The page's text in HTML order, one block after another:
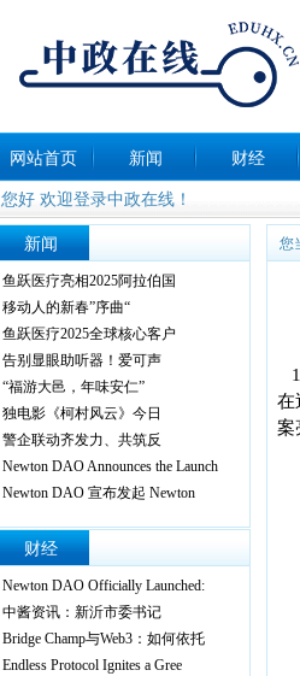
网站首页 新闻 财经
您好 欢迎登录中政在线！
新闻
鱼跃医疗亮相2025阿拉伯国
移动人的新春”序曲“
鱼跃医疗2025全球核心客户
告别显眼助听器！爱可声
“福游大邑，年味安仁”
独电影《柯村风云》今日
警企联动齐发力、共筑反
Newton DAO Announces the Launch
Newton DAO 宣布发起 Newton
财经
Newton DAO Officially Launched:
中酱资讯：新沂市委书记
Bridge Champ与Web3：如何依托
Endless Protocol Ignites a Gree
您
在
案